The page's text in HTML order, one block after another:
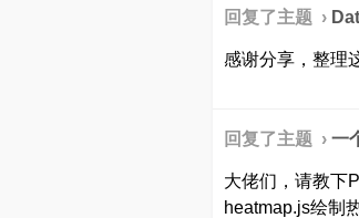
回复了主题 ›
感谢分享，整理
回复了主题 › 一
大佬们，请教下
heatmap.js绘制